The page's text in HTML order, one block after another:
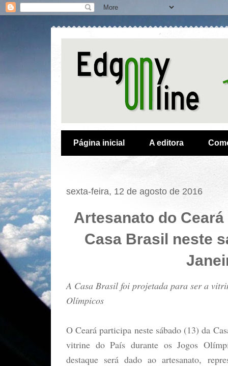
Página inicial A editora
sexta-feira, 12 de agosto de 2016
Artesanato do
Casa Brasil neste
A Casa Brasil foi projetada para ser a
Olímpicos
O Ceará participa neste sábado (13) da
vitrine do País durante os Jogos
destaque será dado ao artesanato,